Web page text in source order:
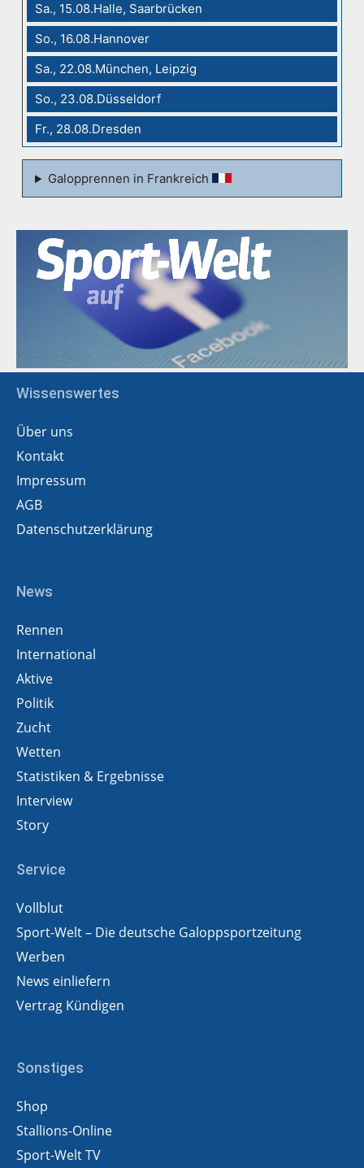
Sa., 15.08.Halle, Saarbrücken
So., 16.08.Hannover
Sa., 22.08.München, Leipzig
So., 23.08.Düsseldorf
Fr., 28.08.Dresden
Galopprennen in Frankreich
Wissenswertes
Über uns
Kontakt
Impressum
AGB
Datenschutzerklärung
News
Rennen
International
Aktive
Politik
Zucht
Wetten
Statistiken & Ergebnisse
Interview
Story
Service
Vollblut
Sport-Welt – Die deutsche Galoppsportzeitung
Werben
News einliefern
Vertrag Kündigen
Sonstiges
Shop
Stallions-Online
Sport-Welt TV